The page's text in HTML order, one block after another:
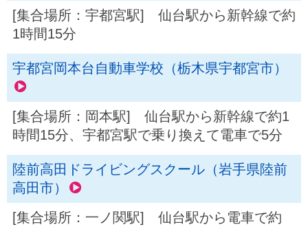
[集合場所：宇都宮駅] 仙台駅から新幹線で約
1時間15分
宇都宮岡本台自動車学校（栃木県宇都宮市）
[集合場所：岡本駅] 仙台駅から新幹線で約1
時間15分、宇都宮駅で乗り換えて電車で5分
陸前高田ドライビングスクール（岩手県陸前
高田市）
[集合場所：一ノ関駅] 仙台駅から電車で約